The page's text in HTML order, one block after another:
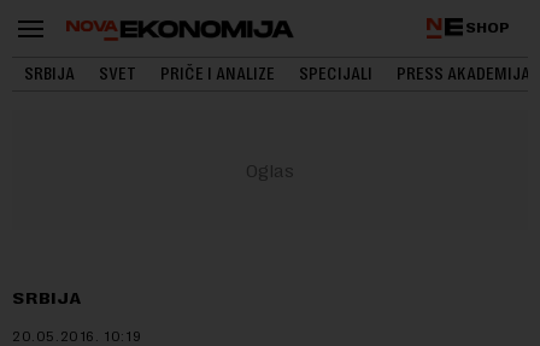
SHOP
SRBIJA SVET PRIČE I ANALIZE SPECIJALI PRESS AKADEMIJA
SRBIJA
20.05.2016. 10:19